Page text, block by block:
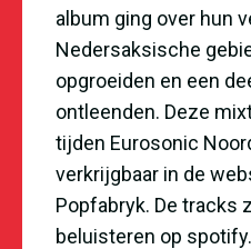
album ging over hun
Nedersaksische
opgroeiden en een
ontleenden. Deze
tijden Eurosonic
verkrijgbaar in de
Popfabryk. De tracks
beluisteren op spotify